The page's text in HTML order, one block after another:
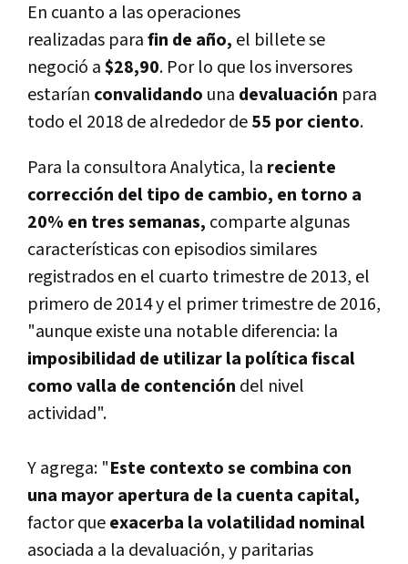
En cuanto a las operaciones
realizadas parafin de año, el billete se
negoció a$28,90. Por lo que los inversores
estarí­an convalidando una devaluación para
todo el 2018 de alrededor de55 por ciento.
Para la consultora Analytica, la reciente
corrección del tipo de cambio, en torno a
20% en tres semanas, comparte algunas
caracterí­sticas con episodios similares
registrados en el cuarto trimestre de 2013, el
primero de 2014 y el primer trimestre de 2016,
"aunque existe una notable diferencia: la
imposibilidad de utilizar la polí­tica fiscal
como valla de contención del nivel
actividad".
Y agrega: "Este contexto se combina con
una mayor apertura de la cuenta capital,
factor queexacerba la volatilidad nominal
asociada a la devaluación, y paritarias